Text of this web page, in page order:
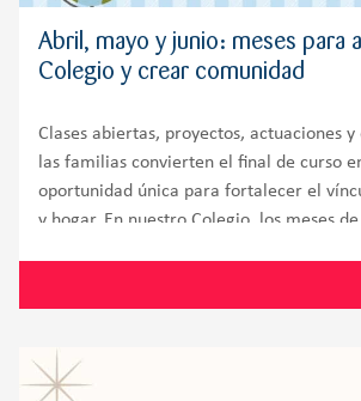
Abril, mayo y junio: meses para
Colegio y crear comunidad
Clases abiertas, proyectos, actuaciones
las familias convierten el final de curso
oportunidad única para fortalecer el
y hogar. En nuestro Colegio, los meses